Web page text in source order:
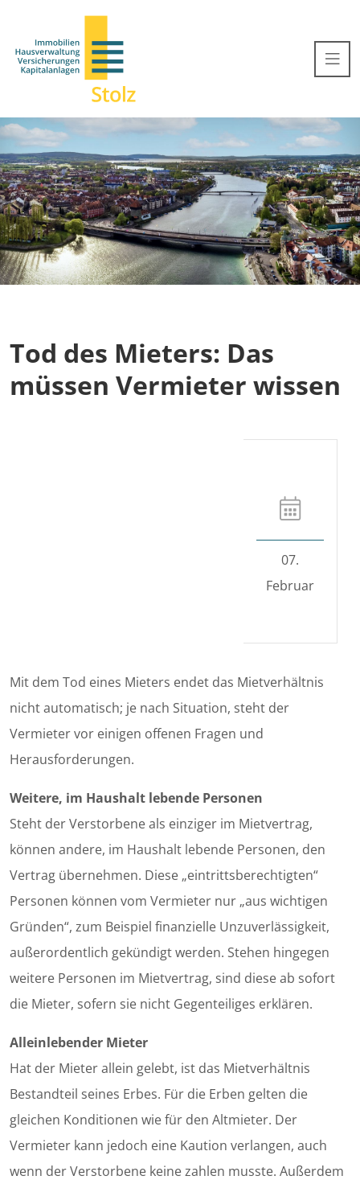
Tod des Mieters: Das
müssen Vermieter wissen
07.
Februar
Mit dem Tod eines Mieters endet das Mietverhältnis
nicht automatisch; je nach Situation, steht der
Vermieter vor einigen offenen Fragen und
Herausforderungen.
Weitere, im Haushalt lebende Personen
Steht der Verstorbene als einziger im Mietvertrag,
können andere, im Haushalt lebende Personen, den
Vertrag übernehmen. Diese „eintrittsberechtigten“
Personen können vom Vermieter nur „aus wichtigen
Gründen“, zum Beispiel finanzielle Unzuverlässigkeit,
außerordentlich gekündigt werden. Stehen hingegen
weitere Personen im Mietvertrag, sind diese ab sofort
die Mieter, sofern sie nicht Gegenteiliges erklären.
Alleinlebender Mieter
Hat der Mieter allein gelebt, ist das Mietverhältnis
Bestandteil seines Erbes. Für die Erben gelten die
gleichen Konditionen wie für den Altmieter. Der
Vermieter kann jedoch eine Kaution verlangen, auch
wenn der Verstorbene keine zahlen musste. Außerdem